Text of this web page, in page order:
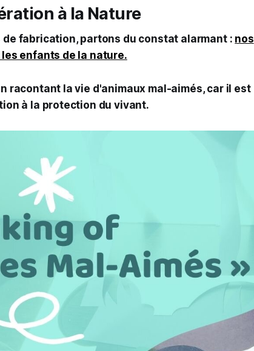
à la Nature
fabrication, partons du constat alarmant : nos
enfants de la nature.
racontant la vie d'animaux mal-aimés, car il est
à la protection du vivant.